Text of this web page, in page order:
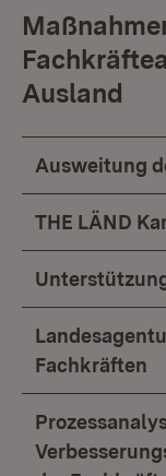
Ausland
Ausweitung
THE LÄND
Fachkräften